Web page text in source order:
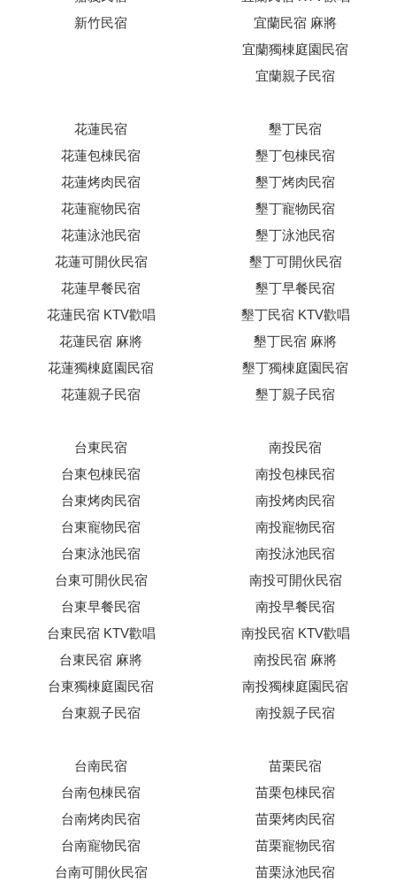
新竹民宿
宜蘭民宿 麻將
宜蘭獨棟庭園民宿
宜蘭親子民宿
花蓮民宿
花蓮包棟民宿
花蓮烤肉民宿
花蓮寵物民宿
花蓮泳池民宿
花蓮可開伙民宿
花蓮早餐民宿
花蓮民宿 KTV歡唱
花蓮民宿 麻將
花蓮獨棟庭園民宿
花蓮親子民宿
墾丁民宿
墾丁包棟民宿
墾丁烤肉民宿
墾丁寵物民宿
墾丁泳池民宿
墾丁可開伙民宿
墾丁早餐民宿
墾丁民宿 KTV歡唱
墾丁民宿 麻將
墾丁獨棟庭園民宿
墾丁親子民宿
台東民宿
台東包棟民宿
台東烤肉民宿
台東寵物民宿
台東泳池民宿
台東可開伙民宿
台東早餐民宿
台東民宿 KTV歡唱
台東民宿 麻將
台東獨棟庭園民宿
台東親子民宿
南投民宿
南投包棟民宿
南投烤肉民宿
南投寵物民宿
南投泳池民宿
南投可開伙民宿
南投早餐民宿
南投民宿 KTV歡唱
南投民宿 麻將
南投獨棟庭園民宿
南投親子民宿
台南民宿
台南包棟民宿
台南烤肉民宿
台南寵物民宿
台南可開伙民宿
苗栗民宿
苗栗包棟民宿
苗栗烤肉民宿
苗栗寵物民宿
苗栗泳池民宿